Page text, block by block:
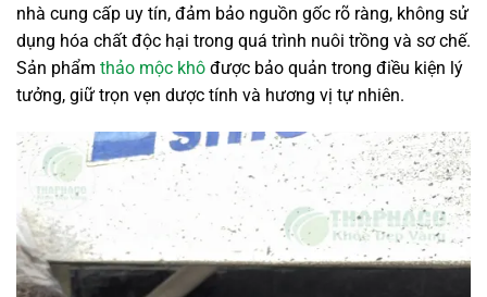
nhà cung cấp uy tín, đảm bảo nguồn gốc rõ ràng, không sử
dụng hóa chất độc hại trong quá trình nuôi trồng và sơ chế.
Sản phẩm thảo mộc khô được bảo quản trong điều kiện lý
tưởng, giữ trọn vẹn dược tính và hương vị tự nhiên.